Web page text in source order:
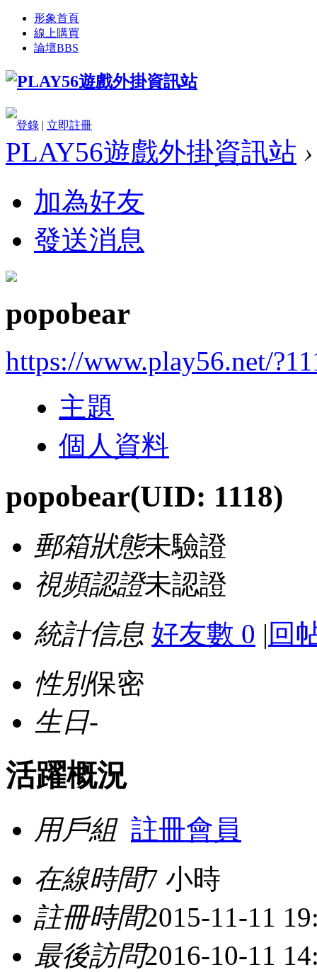
形象首頁
線上購買
論壇BBS
登錄 | 立即註冊
PLAY56遊戲外掛資訊站 ›
加為好友
發送消息
popobear
https://www.play56.net/
主題
個人資料
popobear(UID: 1118)
郵箱狀態未驗證
視頻認證未認證
統計信息 好友數 0 | 回
性別保密
生日-
活躍概況
用戶組 註冊會員
在線時間7 小時
註冊時間2015-11-11
最後訪問2016-10-11